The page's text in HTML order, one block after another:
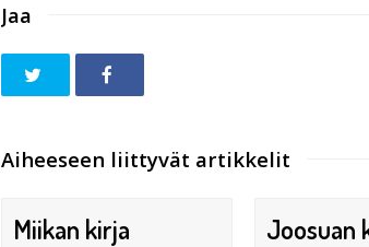
Jaa
Aiheeseen liittyvät artikkelit
Miikan kirja Joosuan